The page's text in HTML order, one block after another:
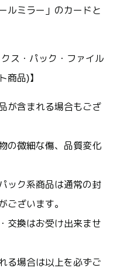
ルミラー」のカードと
ス・パック・ファイル
商品)】
が含まれる場合もござ
の微細な傷、品質変化
ック系商品は通常の封
ございます。
交換はお受け出来ませ
る場合は以上を必ずご